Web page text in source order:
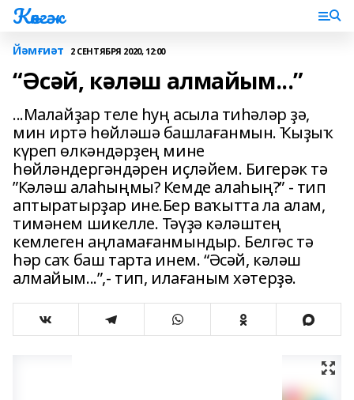
Көнгәк
Йәмғиәт 2 СЕНТЯБРЯ 2020, 12:00
“Әсәй, кәләш алмайым...”
...Малайҙар теле һуң асыла тиһәләр ҙә,
мин иртә һөйләшә башлағанмын. Ҡыҙыҡ
күреп өлкәндәрҙең мине
һөйләндергәндәрен иҫләйем. Бигерәк тә
”Кәләш алаһыңмы? Кемде алаһың?” - тип
аптыратырҙар ине.Бер ваҡытта ла алам,
тимәнем шикелле. Тәүҙә кәләштең
кемлеген аңламағанмындыр. Белгәс тә
һәр саҡ баш тарта инем. “Әсәй, кәләш
алмайым...”,- тип, илағаным хәтерҙә.